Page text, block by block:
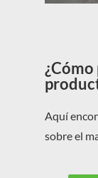
Aquí
sobre el